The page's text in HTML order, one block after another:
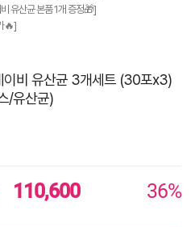
유산균 본품 1개 증정🎁]
🔥]
이비 유산균 3개세트 (30포x3)
/유산균)
110,600 36%